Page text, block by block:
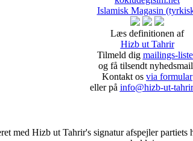
Islamisk Magasin
Læs definitionen af
Hizb ut Tahrir
Tilmeld dig mailings-
og få tilsendt
Kontakt os via formular
eller på info@hizb-ut-
med Hizb ut Tahrir's signatur afspejler partiets